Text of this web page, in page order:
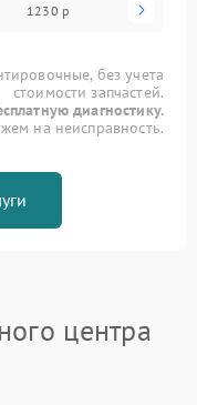
1230 р
без учета
стоимости запчастей.
диагностику.
на неисправность.
центра